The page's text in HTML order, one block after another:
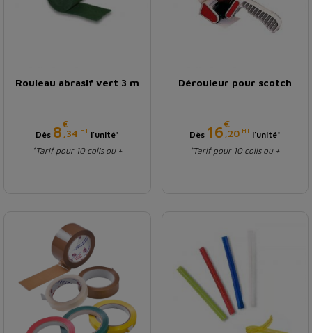
Rouleau abrasif vert 3 m
Prix
Dès 8€
,34 HT l'unité*
*Tarif pour 10 colis ou +
Dérouleur pour scotch
Prix
Dès 16€
,20 HT l'unité*
*Tarif pour 10 colis ou +